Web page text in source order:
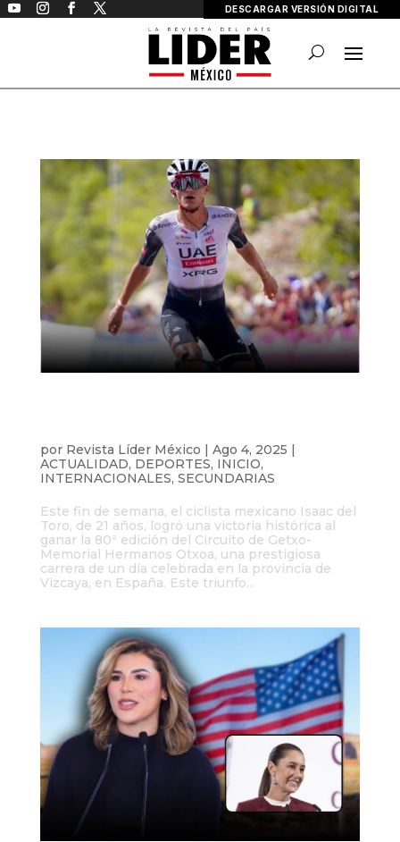
DESCARGAR VERSIÓN DIGITAL
por Revista Líder México | Ago 4, 2025 |
ACTUALIDAD, DEPORTES, INICIO,
INTERNACIONALES, SECUNDARIAS
Este fin de semana, el ciclista mexicano Isaac del
Toro, de 21 años, logró una victoria histórica al
ganar la 80ª edición del Circuito de Getxo-
Memorial Hermanos Otxoa, una prestigiosa
carrera de un día celebrada en la provincia de
Vizcaya, en España. Este triunfo...